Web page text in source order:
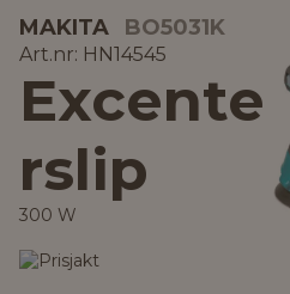
MAKITA BO5031K
Art.nr: HN14545
Excente
rslip
300 W